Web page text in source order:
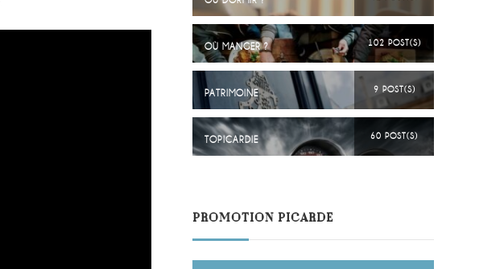
OÙ MANGER ? 102 POST(S)
PATRIMOINE 9 POST(S)
TOPICARDIE 60 POST(S)
PROMOTION PICARDE